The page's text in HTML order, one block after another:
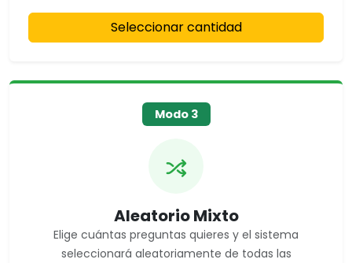
Seleccionar cantidad
Modo 3
Aleatorio Mixto
Elige cuántas preguntas quieres y el sistema
seleccionará aleatoriamente de todas las